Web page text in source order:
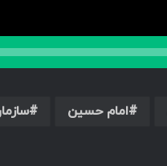
امام حسین